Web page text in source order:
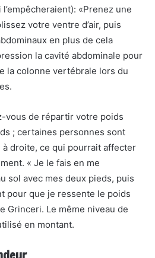
«Prenez une
votre ventre d’air, puis
en plus de cela
la cavité abdominale pour
la colonne vertébrale lors du
vous de répartir votre poids
; certaines personnes sont
à droite, ce qui pourrait affecter
« Je le fais en me
sol avec mes deux pieds, puis
pour que je ressente le poids
Grinceri. Le même niveau de
en montant.